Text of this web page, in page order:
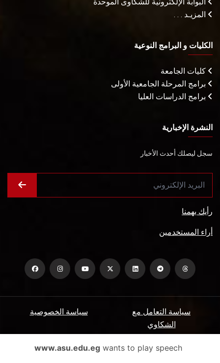
المزيـد . . .
الكليات و البرامج النوعية
كليات الجامعة
برامج المرحلة الجامعية الأولى
برامج الدراسات العليا
النشرة الإخبارية
سجل ليصلك أحدث الأخبار
رأيك يهمنا
أراء المستخدمين
سياسة الخصوصية
سياسة التعامل مع
الشكاوي
الأسئلة الشائعة ميثاق المتعاملين www.asu.edu.egwants to play speech